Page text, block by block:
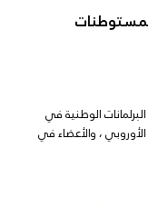
البرلمانات الوطنية في
الأوروبي ، والأعضاء في